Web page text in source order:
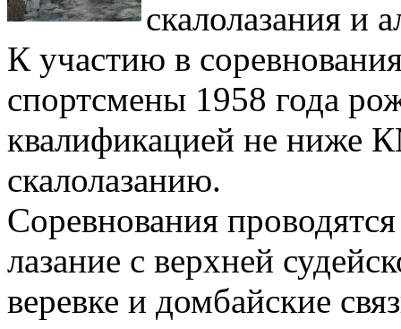
скалолазания и
К участию в
спортсмены 1958 года
квалификацией не ниже
скалолазанию.
Соревнования
лазание с верхней
веревке и домбайские